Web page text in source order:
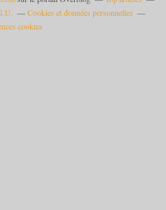
Cookies et données personnelles
cookies